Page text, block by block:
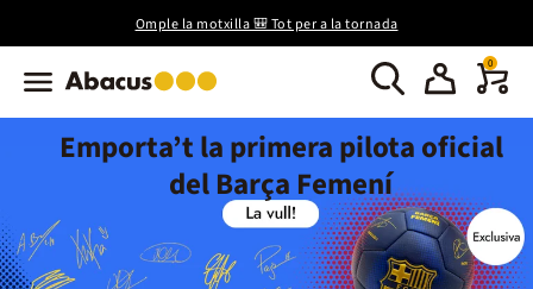
Omple la motxilla 🎒 Tot per a la tornada
0
Emporta’t la primera pilota oficial
del Barça Femení